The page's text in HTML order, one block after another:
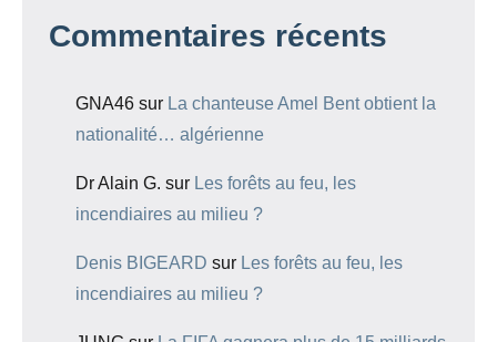
Commentaires récents
GNA46 sur La chanteuse Amel Bent obtient la
nationalité… algérienne
Dr Alain G. sur Les forêts au feu, les
incendiaires au milieu ?
Denis BIGEARD sur Les forêts au feu, les
incendiaires au milieu ?